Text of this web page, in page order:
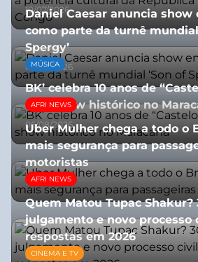
10/07/2026
Daniel Caesar anuncia show
como parte da turnê mundial
Spergy’
05/08/2026
MÚSICA
BK’ celebra 10 anos de
com show histórico no
06/08/2026
AFRI NEWS
Uber Mulher chega a todo o
mais segurança para
motoristas
10/07/2026
AFRI NEWS
Quem Matou Tupac Shakur?
julgamento e novo
respostas em 2026
05/08/2026
CINEMA E TV